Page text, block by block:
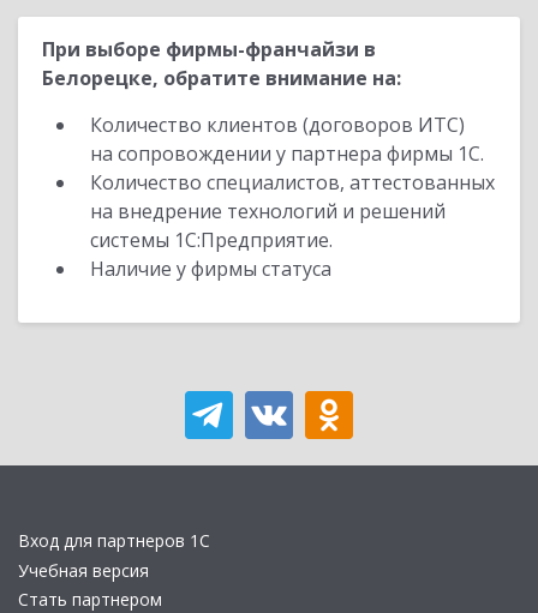
При выборе фирмы-франчайзи в
Белорецке, обратите внимание на:
Количество клиентов (договоров ИТС)
на сопровождении у партнера фирмы 1С.
Количество специалистов, аттестованных
на внедрение технологий и решений
системы 1С:Предприятие.
Наличие у фирмы статуса
Вход для партнеров 1С
Учебная версия
Стать партнером